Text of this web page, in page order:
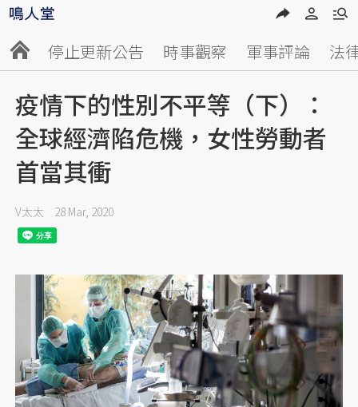
停止更新公告 時事觀察 軍事評論 法
疫情下的性別不平等（下）：
全球經濟陷危機，女性勞動者
首當其衝
V太太 28 Mar, 2020